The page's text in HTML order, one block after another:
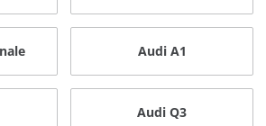
Audi A1
Audi Q3